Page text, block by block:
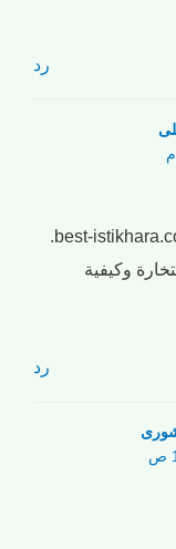
رد
وكيفية
رد